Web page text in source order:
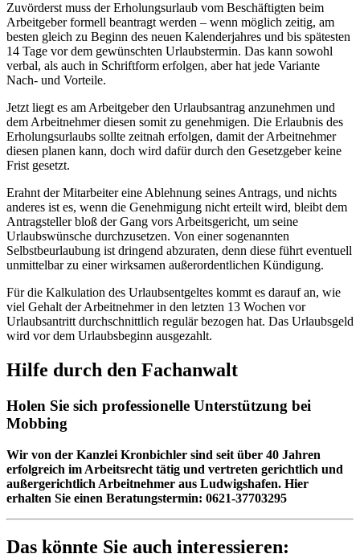
Zuvörderst muss der Erholungsurlaub vom Beschäftigten beim
Arbeitgeber formell beantragt werden – wenn möglich zeitig, am
besten gleich zu Beginn des neuen Kalenderjahres und bis spätesten
14 Tage vor dem gewünschten Urlaubstermin. Das kann sowohl
verbal, als auch in Schriftform erfolgen, aber hat jede Variante
Nach- und Vorteile.
Jetzt liegt es am Arbeitgeber den Urlaubsantrag anzunehmen und
dem Arbeitnehmer diesen somit zu genehmigen. Die Erlaubnis des
Erholungsurlaubs sollte zeitnah erfolgen, damit der Arbeitnehmer
diesen planen kann, doch wird dafür durch den Gesetzgeber keine
Frist gesetzt.
Erahnt der Mitarbeiter eine Ablehnung seines Antrags, und nichts
anderes ist es, wenn die Genehmigung nicht erteilt wird, bleibt dem
Antragsteller bloß der Gang vors Arbeitsgericht, um seine
Urlaubswünsche durchzusetzen. Von einer sogenannten
Selbstbeurlaubung ist dringend abzuraten, denn diese führt eventuell
unmittelbar zu einer wirksamen außerordentlichen Kündigung.
Für die Kalkulation des Urlaubsentgeltes kommt es darauf an, wie
viel Gehalt der Arbeitnehmer in den letzten 13 Wochen vor
Urlaubsantritt durchschnittlich regulär bezogen hat. Das Urlaubsgeld
wird vor dem Urlaubsbeginn ausgezahlt.
Hilfe durch den Fachanwalt
Holen Sie sich professionelle Unterstützung bei
Mobbing
Wir von der Kanzlei Kronbichler sind seit über 40 Jahren
erfolgreich im Arbeitsrecht tätig und vertreten gerichtlich und
außergerichtlich Arbeitnehmer aus Ludwigshafen. Hier
erhalten Sie einen Beratungstermin: 0621-37703295
Das könnte Sie auch interessieren: